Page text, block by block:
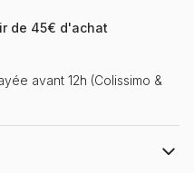
de 45€ d'achat
avant 12h (Colissimo &